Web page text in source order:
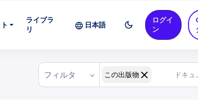
ライブラ
リ
日本語
ログイ
ン
フィルタ この出版物
8 の展開